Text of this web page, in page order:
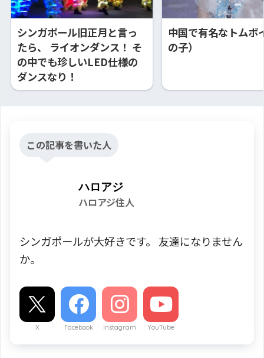
シンガポール旧正月と言っ
たら、 ライオンダンス！ そ
の中でも珍しいLED仕様の
ダンスなり！
中国で有名なトムボ
の子）
この記事を書いた人
ハロアジ
ハロアジ住人
シンガポールが大好きです。 友達になりません
か。
X Facebook Instagram YouTube